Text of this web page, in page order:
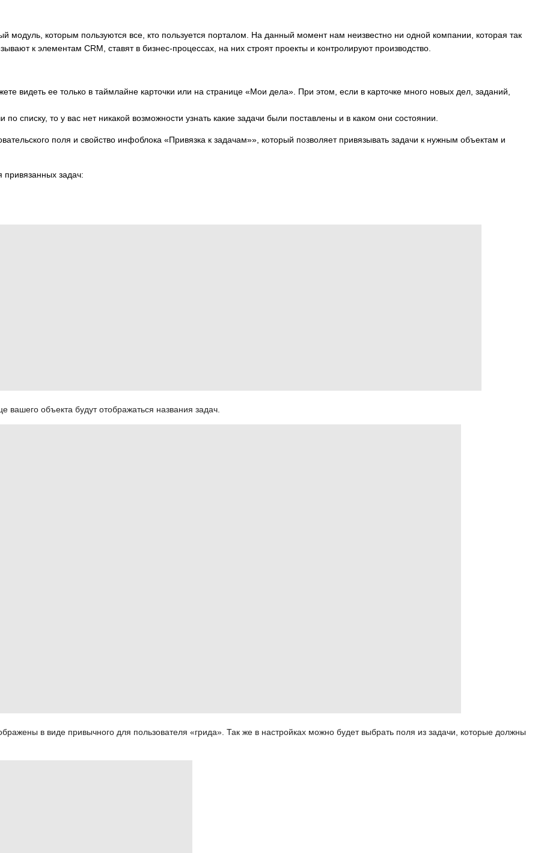
модуль, которым пользуются все, кто пользуется порталом. На данный момент нам неизвестно ни одной компании, которая так
к элементам CRM, ставят в бизнес-процессах, на них строят проекты и контролируют производство.
видеть ее только в таймлайне карточки или на странице «Мои дела». При этом, если в карточке много новых дел, заданий,
списку, то у вас нет никакой возможности узнать какие задачи были поставлены и в каком они состоянии.
поля и свойство инфоблока «Привязка к задачам»», который позволяет привязывать задачи к нужным объектам и
привязанных задач:
вашего объекта будут отображаться названия задач.
в виде привычного для пользователя «грида». Так же в настройках можно будет выбрать поля из задачи, которые должны